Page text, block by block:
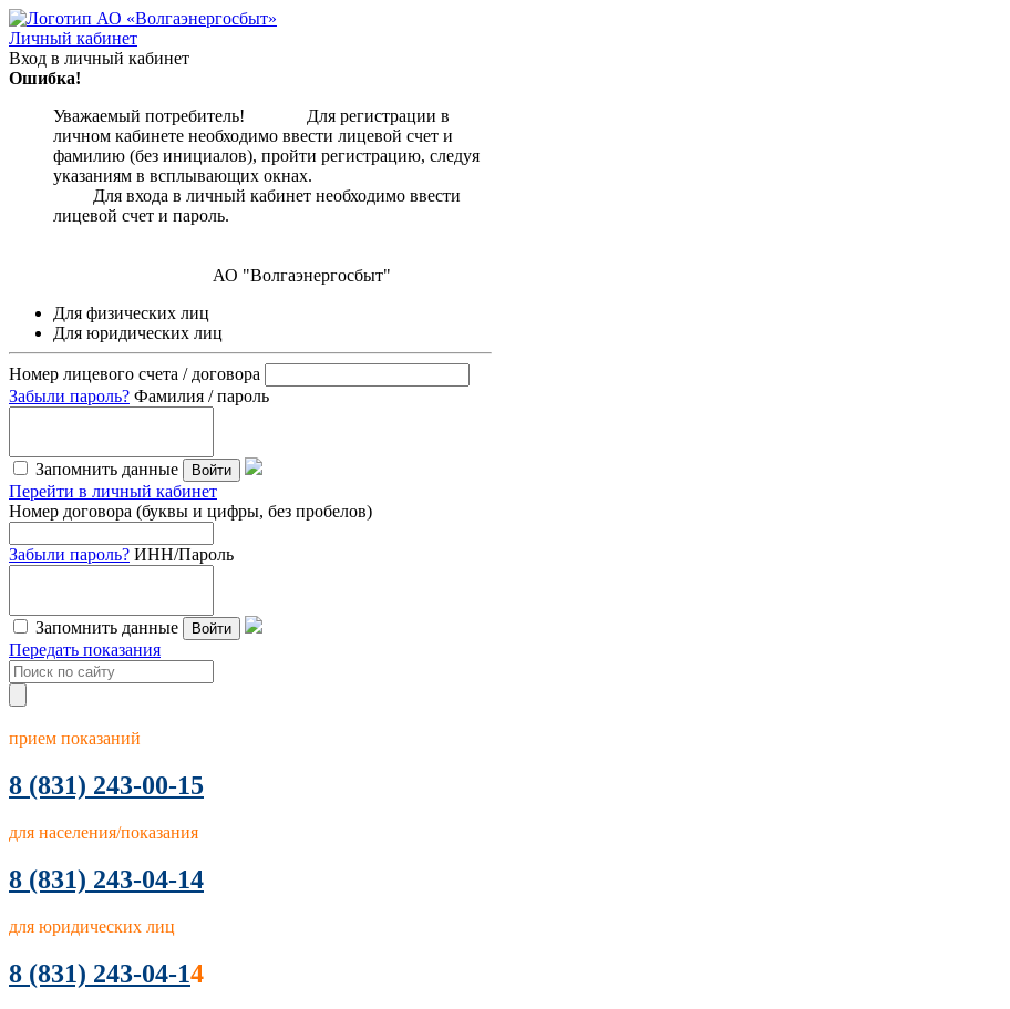
Личный кабинет
Вход в личный кабинет
Ошибка!
Уважаемый потребитель! Для регистрации в
личном кабинете необходимо ввести лицевой счет и
фамилию (без инициалов), пройти регистрацию, следуя
указаниям в всплывающих окнах.
Для входа в личный кабинет необходимо ввести
лицевой счет и пароль.
АО "Волгаэнергосбыт"
Для физических лиц
Для юридических лиц
Номер лицевого счета / договора
Забыли пароль? Фамилия / пароль
Запомнить данные Войти
Перейти в личный кабинет
Номер договора (буквы и цифры, без пробелов)
Забыли пароль? ИНН/Пароль
Запомнить данные Войти
Передать показания
прием показаний
8 (831) 243-00-15
для населения/показания
8 (831) 243-04-14
для юридических лиц
8 (831) 243-04-14